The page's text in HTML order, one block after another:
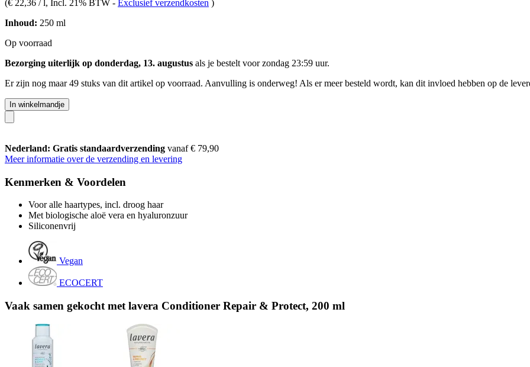
(€ 22,36 / l, Incl. 21% BTW - Exclusief verzendkosten )
Inhoud: 250 ml
Op voorraad
Bezorging uiterlijk op donderdag, 13. augustus als je bestelt voorzondag 23:59 uur.
Er zijn nog maar 49 stuks van dit artikel op voorraad. Aanvulling is onderweg! Als er meer besteld wordt, kan dit invloed hebben op de
In winkelmandje
Nederland: Gratis standaardverzending vanaf € 79,90
Meer informatie over de verzending en levering
Kenmerken & Voordelen
Voor alle haartypes, incl. droog haar
Met biologische aloë vera en hyaluronzuur
Siliconenvrij
Vegan
ECOCERT
Vaak samen gekocht met lavera Conditioner Repair & Protect, 200 ml